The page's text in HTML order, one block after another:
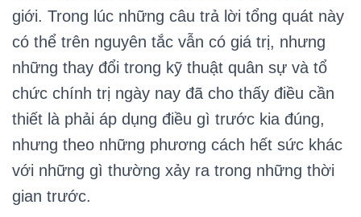
giới. Trong lúc những câu trả lời tổng quát này
có thể trên nguyên tắc vẫn có giá trị, nhưng
những thay đổi trong kỹ thuật quân sự và tổ
chức chính trị ngày nay đã cho thấy điều cần
thiết là phải áp dụng điều gì trước kia đúng,
nhưng theo những phương cách hết sức khác
với những gì thường xảy ra trong những thời
gian trước.